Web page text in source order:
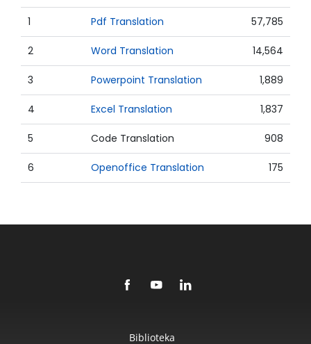
1 Pdf Translation 57,785
2 Word Translation 14,564
3 Powerpoint Translation 1,889
4 Excel Translation 1,837
5 Code Translation 908
6 Openoffice Translation 175
Biblioteka